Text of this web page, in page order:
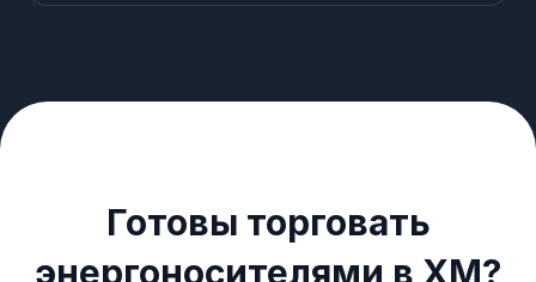
Готовы торговать
энергоносителями в XM?